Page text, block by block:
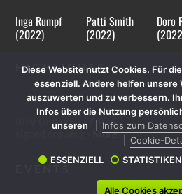
Inga Rumpf
(2022)
Patti Smith
(2022)
Doro
HIGHLIGHTS
Billy Gibbons (ZZ Top)
More
Diese Website nutzt Cookies. Für
essenziell. Andere helfen unsere
auszuwerten und zu verbessern.
Infos über die Nutzung
unseren
Infos zum
Cookie-
ESSENZIELL
STATISTIKEN
Alle Cookies